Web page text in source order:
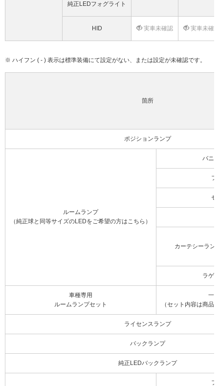
純正LEDフォグライト
HID 実車未確認 実車未確
※ ハイフン ( - ) 表示は標準装備にて設定がない、または設定が未確認です。
箇所
ポジションランプ
ルームランプ
（純正球と同等サイズのLEDをご希望の方はこちら）
バニ
フ
セ
カーテシーラン
ラゲ
車種専用
ルームランプセット
一
（セット内容は商品
ライセンスランプ
バックランプ
純正LEDバックランプ
フ